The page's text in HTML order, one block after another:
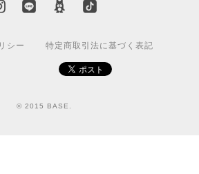
シー 特定商取引法に基づく表記
© 2015 BASE.